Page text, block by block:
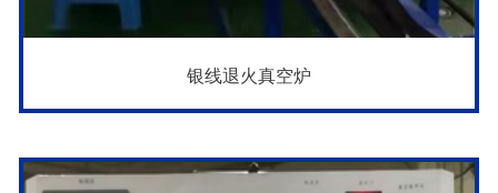
银线退火真空炉